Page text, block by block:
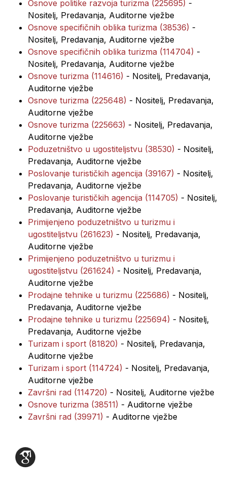
Osnove politike razvoja turizma (225695) -
Nositelj, Predavanja, Auditorne vježbe
Osnove specifičnih oblika turizma (38536) -
Nositelj, Predavanja, Auditorne vježbe
Osnove specifičnih oblika turizma (114704) -
Nositelj, Predavanja, Auditorne vježbe
Osnove turizma (114616) - Nositelj, Predavanja,
Auditorne vježbe
Osnove turizma (225648) - Nositelj, Predavanja,
Auditorne vježbe
Osnove turizma (225663) - Nositelj, Predavanja,
Auditorne vježbe
Poduzetništvo u ugostiteljstvu (38530) - Nositelj,
Predavanja, Auditorne vježbe
Poslovanje turističkih agencija (39167) - Nositelj,
Predavanja, Auditorne vježbe
Poslovanje turističkih agencija (114705) - Nositelj,
Predavanja, Auditorne vježbe
Primijenjeno poduzetništvo u turizmu i
ugostiteljstvu (261623) - Nositelj, Predavanja,
Auditorne vježbe
Primijenjeno poduzetništvo u turizmu i
ugostiteljstvu (261624) - Nositelj, Predavanja,
Auditorne vježbe
Prodajne tehnike u turizmu (225686) - Nositelj,
Predavanja, Auditorne vježbe
Prodajne tehnike u turizmu (225694) - Nositelj,
Predavanja, Auditorne vježbe
Turizam i sport (81820) - Nositelj, Predavanja,
Auditorne vježbe
Turizam i sport (114724) - Nositelj, Predavanja,
Auditorne vježbe
Završni rad (114720) - Nositelj, Auditorne vježbe
Osnove turizma (38511) - Auditorne vježbe
Završni rad (39971) - Auditorne vježbe